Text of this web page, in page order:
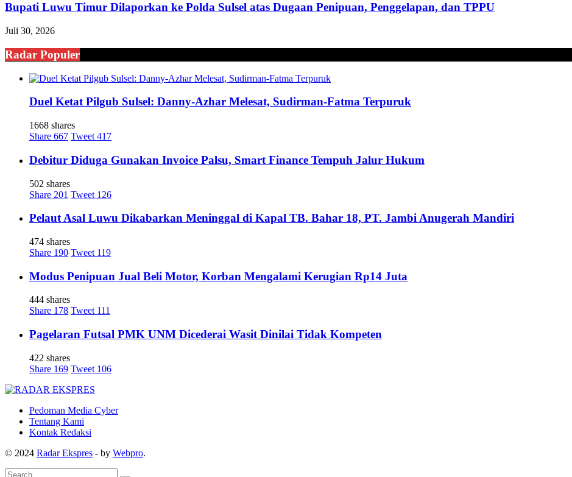
Bupati Luwu Timur Dilaporkan ke Polda Sulsel atas Dugaan Penipuan, Penggelapan, dan TPPU
Juli 30, 2026
Radar Populer
Duel Ketat Pilgub Sulsel: Danny-Azhar Melesat, Sudirman-Fatma Terpuruk
1668 shares
Share 667 Tweet 417
Debitur Diduga Gunakan Invoice Palsu, Smart Finance Tempuh Jalur Hukum
502 shares
Share 201 Tweet 126
Pelaut Asal Luwu Dikabarkan Meninggal di Kapal TB. Bahar 18, PT. Jambi Anugerah Mandiri
474 shares
Share 190 Tweet 119
Modus Penipuan Jual Beli Motor, Korban Mengalami Kerugian Rp14 Juta
444 shares
Share 178 Tweet 111
Pagelaran Futsal PMK UNM Dicederai Wasit Dinilai Tidak Kompeten
422 shares
Share 169 Tweet 106
Pedoman Media Cyber
Tentang Kami
Kontak Redaksi
© 2024 Radar Ekspres - by Webpro.